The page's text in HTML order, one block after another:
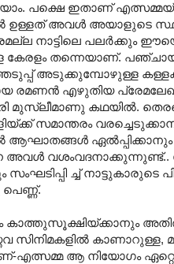
പക്ഷെ ഇതാണ്
അവൾ അയാളുടെ സ്ഥലം
നാട്ടിലെ പലർക്കും
തന്നെയാണ്.
അടുക്കുമ്പോഴുള്ള
രമണൻ എഴുതിയ
കഥയിൽ.
സമാന്തരം
ആഘാതങ്ങൾ
വശംവദനാക്കുന്നുണ്ട്..
സംഘടിപ്പി ച്ച്
കാണാറുള്ള,
എത്സമ്മ ആ നിയോഗം